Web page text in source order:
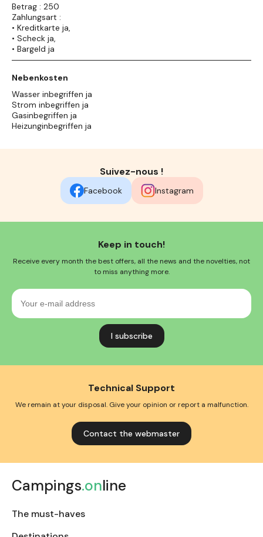
Betrag : 250
Zahlungsart :
• Kreditkarte ja,
• Scheck ja,
• Bargeld ja
Nebenkosten
Wasser inbegriffen ja
Strom inbegriffen ja
Gasinbegriffen ja
Heizunginbegriffen ja
Suivez-nous !
Facebook Instagram
Keep in touch!
Receive every month the best offers, all the news and the novelties, not
to miss anything more.
Your
mail
Technical Support
We remain at your disposal. Give your opinion or report a malfunction.
Contact the webmaster
Campings.online
The must-haves